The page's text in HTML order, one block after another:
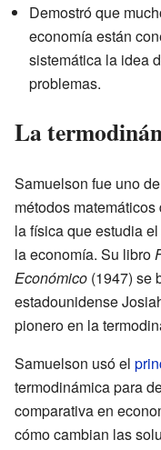
Demostró que
economía están
sistemática la idea
problemas.
La
Samuelson fue uno
métodos matemáticos
la física que estudia
la economía. Su libro
Económico (1947) se
estadounidense
pionero en la
Samuelson usó el
termodinámica para
comparativa en
cómo cambian las